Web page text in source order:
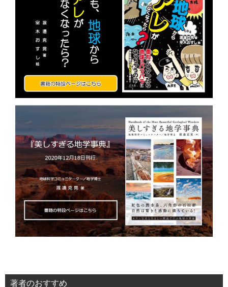
著者のおすすめ